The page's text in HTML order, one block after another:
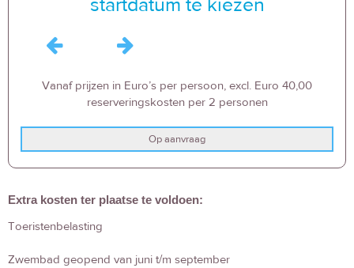
startdatum te kiezen
Vanaf prijzen in Euro’s per persoon, excl. Euro 40,00
reserveringskosten per 2 personen
Op aanvraag
Extra kosten ter plaatse te voldoen:
Toeristenbelasting
Zwembad geopend van juni t/m september